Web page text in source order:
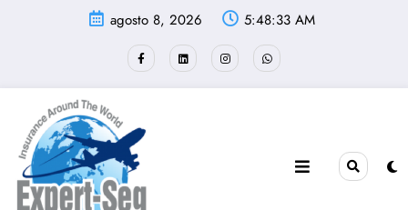
agosto 8, 2026 5:48:33 AM